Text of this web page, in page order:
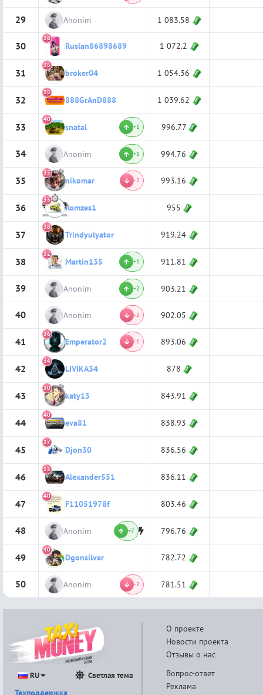
29 Anonim 1 083.58
30
38
Ruslan86898689 1 072.2
31
35
broker04 1 054.36
32
35
888GrAnD888 1 039.62
33
40
snatal +1 996.77
34 Anonim +1 994.76
35
33
nikomar -2 993.16
36
33
Romzes1 955
37
38
Trindyulyator 919.24
38
32
Martin135 +1 911.81
39 Anonim +2 903.21
40 Anonim -2 902.05
41
36
Emperator2 -1 893.06
42
34
LIVIKA34 878
43
30
katy13 843.91
44
40
eva81 838.93
45
37
Djon30 836.56
46
33
Alexander551 836.11
47
40
F11051978f 803.46
48 Anonim +7 796.76
49
40
Dgonsilver 782.72
50 Anonim -2 781.51
О проекте
Новости проекта
Отзывы о нас
Вопрос-ответ
Реклама
RU Светлая тема
Техподдержка